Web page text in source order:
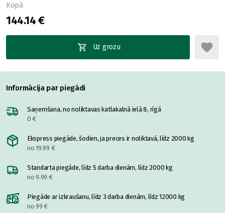
Kopā
144.14 €
Uz grozu
Informācija par piegādi
Saņemšana, no noliktavas katlakalnā ielā 8, rīgā
0 €
Ekspress piegāde, šodien, ja preces ir noliktavā, līdz 2000 kg
no 19.99 €
Standarta piegāde, līdz 5 darba dienām, līdz 2000 kg
no 9.99 €
Piegāde ar izkraušanu, līdz 3 darba dienām, līdz 12000 kg
no 99 €